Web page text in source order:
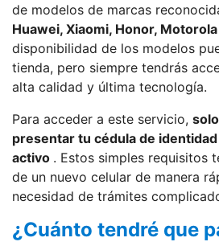
de modelos de marcas
Huawei, Xiaomi, Honor,
disponibilidad de los modelos
tienda, pero siempre tendrás
alta calidad y última tecnología.
Para acceder a este servicio,
presentar tu cédula de
activo . Estos simples requisitos
de un nuevo celular de manera
necesidad de trámites
¿Cuánto tendré que